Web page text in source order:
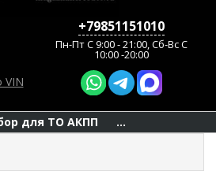
VIN
+79851151010
Пн-Пт C 9:00 - 21:00, Сб-Вс С
10:00 -20:00
для ТО АКПП ...